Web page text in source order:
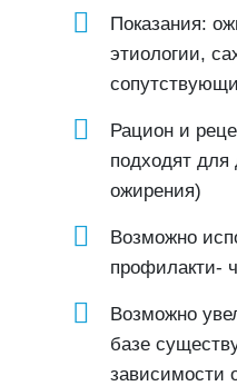
Показания:
этиологии,
Рацион и
подходят
ожирения)
Возможно
профилакти-
Возможно
базе
зависимости